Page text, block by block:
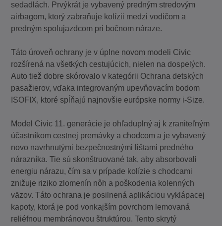
sedadlách. Prvýkrát je vybavený predným stredovým
airbagom, ktorý zabraňuje kolízii medzi vodičom a
predným spolujazdcom pri bočnom náraze.
Táto úroveň ochrany je v úplne novom modeli Civic
rozšírená na všetkých cestujúcich, nielen na dospelých.
Auto tiež dobre skórovalo v kategórii Ochrana detských
pasažierov, vďaka integrovaným upevňovacím bodom
ISOFIX, ktoré spĺňajú najnovšie európske normy i-Size.
Model Civic 11. generácie je ohľaduplný aj k zraniteľným
účastníkom cestnej premávky a chodcom a je vybavený
novo navrhnutými bezpečnostnými lištami predného
nárazníka. Tie sú skonštruované tak, aby absorbovali
energiu nárazu, čím sa v prípade kolízie s chodcami
znižuje riziko zlomenín nôh a poškodenia kolenných
väzov. Táto ochrana je posilnená aplikáciou vyklápacej
kapoty, ktorá je pod vonkajším povrchom lemovaná
reliéfnou membránovou štruktúrou. Tento skrytý